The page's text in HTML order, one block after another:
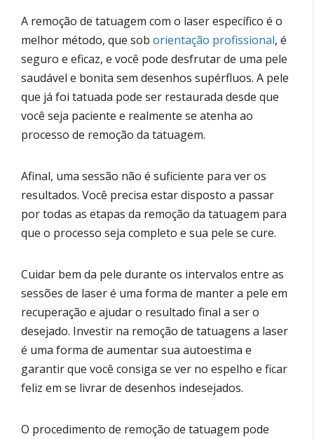
A remoção de tatuagem com o laser específico é o
melhor método, que sob orientação profissional, é
seguro e eficaz, e você pode desfrutar de uma pele
saudável e bonita sem desenhos supérfluos. A pele
que já foi tatuada pode ser restaurada desde que
você seja paciente e realmente se atenha ao
processo de remoção da tatuagem.
Afinal, uma sessão não é suficiente para ver os
resultados. Você precisa estar disposto a passar
por todas as etapas da remoção da tatuagem para
que o processo seja completo e sua pele se cure.
Cuidar bem da pele durante os intervalos entre as
sessões de laser é uma forma de manter a pele em
recuperação e ajudar o resultado final a ser o
desejado. Investir na remoção de tatuagens a laser
é uma forma de aumentar sua autoestima e
garantir que você consiga se ver no espelho e ficar
feliz em se livrar de desenhos indesejados.
O procedimento de remoção de tatuagem pode